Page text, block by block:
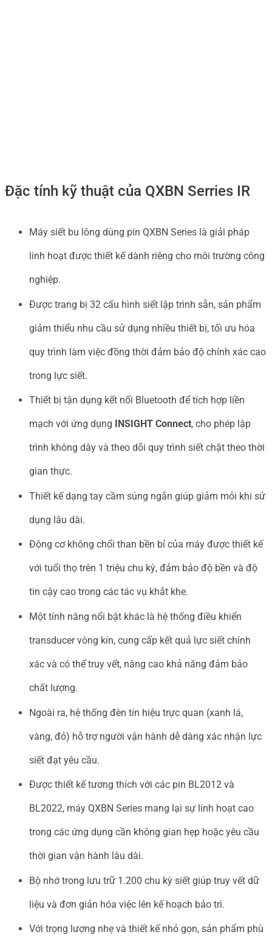
Đặc tính kỹ thuật của QXBN Serries IR
Máy siết bu lông dùng pin QXBN Series là giải pháp
linh hoạt được thiết kế dành riêng cho môi trường công
nghiệp.
Được trang bị 32 cấu hình siết lập trình sẵn, sản phẩm
giảm thiểu nhu cầu sử dụng nhiều thiết bị, tối ưu hóa
quy trình làm việc đồng thời đảm bảo độ chính xác cao
trong lực siết.
Thiết bị tận dụng kết nối Bluetooth để tích hợp liền
mạch với ứng dụng INSIGHT Connect, cho phép lập
trình không dây và theo dõi quy trình siết chặt theo thời
gian thực.
Thiết kế dạng tay cầm súng ngắn giúp giảm mỏi khi sử
dụng lâu dài.
Động cơ không chổi than bền bỉ của máy được thiết kế
với tuổi thọ trên 1 triệu chu kỳ, đảm bảo độ bền và độ
tin cậy cao trong các tác vụ khắt khe.
Một tính năng nổi bật khác là hệ thống điều khiển
transducer vòng kín, cung cấp kết quả lực siết chính
xác và có thể truy vết, nâng cao khả năng đảm bảo
chất lượng.
Ngoài ra, hệ thống đèn tín hiệu trực quan (xanh lá,
vàng, đỏ) hỗ trợ người vận hành dễ dàng xác nhận lực
siết đạt yêu cầu.
Được thiết kế tương thích với các pin BL2012 và
BL2022, máy QXBN Series mang lại sự linh hoạt cao
trong các ứng dụng cần không gian hẹp hoặc yêu cầu
thời gian vận hành lâu dài.
Bộ nhớ trong lưu trữ 1.200 chu kỳ siết giúp truy vết dữ
liệu và đơn giản hóa việc lên kế hoạch bảo trì.
Với trọng lượng nhẹ và thiết kế nhỏ gọn, sản phẩm phù